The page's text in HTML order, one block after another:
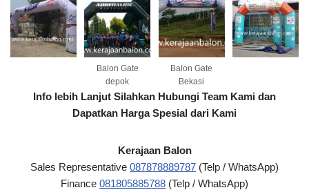
Balon Gate
depok
Balon Gate
Bekasi
Info lebih Lanjut Silahkan Hubungi Team Kami dan
Dapatkan Harga Spesial dari Kami
Kerajaan Balon
Sales Representative 087878889787 (Telp / WhatsApp)
Finance 081805885788 (Telp / WhatsApp)